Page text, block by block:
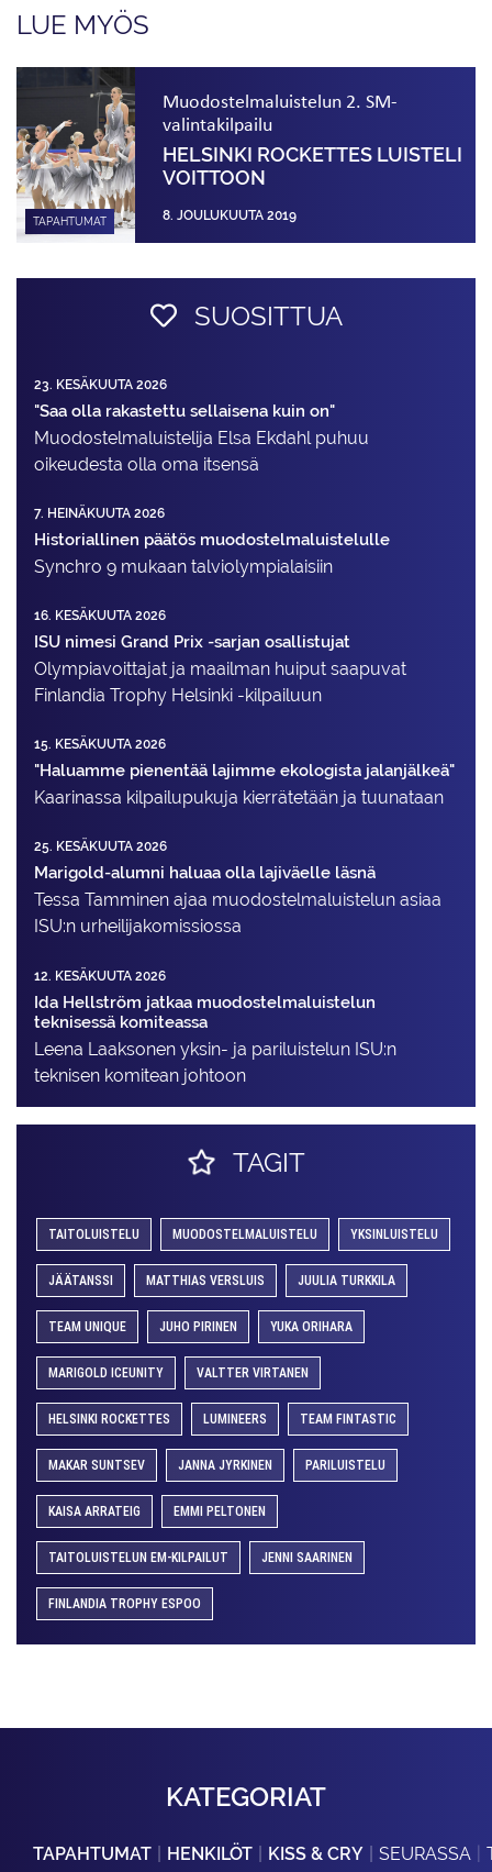
LUE MYÖS
TAPAHTUMAT
Muodostelmaluistelun 2. SM-
valintakilpailu
HELSINKI ROCKETTES LUISTELI
VOITTOON
8. JOULUKUUTA 2019
SUOSITTUA
23. KESÄKUUTA 2026
"Saa olla rakastettu sellaisena kuin on"
Muodostelma­luistelija Elsa Ekdahl puhuu
oikeudesta olla oma itsensä
7. HEINÄKUUTA 2026
Historiallinen päätös muodostelmaluistelulle
Synchro 9 mukaan talviolympialaisiin
16. KESÄKUUTA 2026
ISU nimesi Grand Prix -sarjan osallistujat
Olympiavoittajat ja maailman huiput saapuvat
Finlandia Trophy Helsinki -kilpailuun
15. KESÄKUUTA 2026
"Haluamme pienentää lajimme ekologista jalanjälkeä"
Kaarinassa kilpailupukuja kierrätetään ja tuunataan
25. KESÄKUUTA 2026
Marigold-alumni haluaa olla lajiväelle läsnä
Tessa Tamminen ajaa muodostelma­luistelun asiaa
ISU:n urheilija­komissiossa
12. KESÄKUUTA 2026
Ida Hellström jatkaa muodostelmaluistelun
teknisessä komiteassa
Leena Laaksonen yksin- ja pariluistelun ISU:n
teknisen komitean johtoon
TAGIT
TAITOLUISTELU MUODOSTELMALUISTELU YKSINLUISTELU
JÄÄTANSSI MATTHIAS VERSLUIS JUULIA TURKKILA
TEAM UNIQUE JUHO PIRINEN YUKA ORIHARA
MARIGOLD ICEUNITY VALTTER VIRTANEN
HELSINKI ROCKETTES LUMINEERS TEAM FINTASTIC
MAKAR SUNTSEV JANNA JYRKINEN PARILUISTELU
KAISA ARRATEIG EMMI PELTONEN
TAITOLUISTELUN EM-KILPAILUT JENNI SAARINEN
FINLANDIA TROPHY ESPOO
KATEGORIAT
TAPAHTUMAT HENKILÖT KISS & CRY SEURASSA